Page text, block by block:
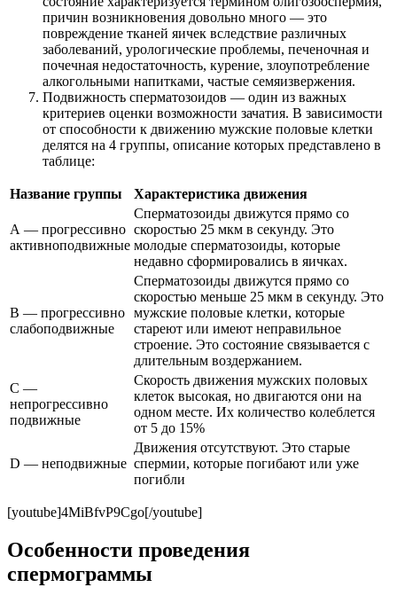
причин возникновения довольно много — это
повреждение тканей яичек вследствие различных
заболеваний, урологические проблемы, печеночная и
почечная недостаточность, курение, злоупотребление
алкогольными напитками, частые семяизвержения.
Подвижность сперматозоидов — один из важных
критериев оценки возможности зачатия. В зависимости
от способности к движению мужские половые клетки
делятся на 4 группы, описание которых представлено в
таблице:
Название группы Характеристика движения
А — прогрессивно
активноподвижные
Сперматозоиды движутся прямо со
скоростью 25 мкм в секунду. Это
молодые сперматозоиды, которые
недавно сформировались в яичках.
В — прогрессивно
слабоподвижные
Сперматозоиды движутся прямо со
скоростью меньше 25 мкм в секунду. Это
мужские половые клетки, которые
стареют или имеют неправильное
строение. Это состояние связывается с
длительным воздержанием.
С —
непрогрессивно
подвижные
Скорость движения мужских половых
клеток высокая, но двигаются они на
одном месте. Их количество колеблется
от 5 до 15%
D — неподвижные
Движения отсутствуют. Это старые
спермии, которые погибают или уже
погибли
[youtube]4MiBfvP9Cgo[/youtube]
Особенности проведения
спермограммы